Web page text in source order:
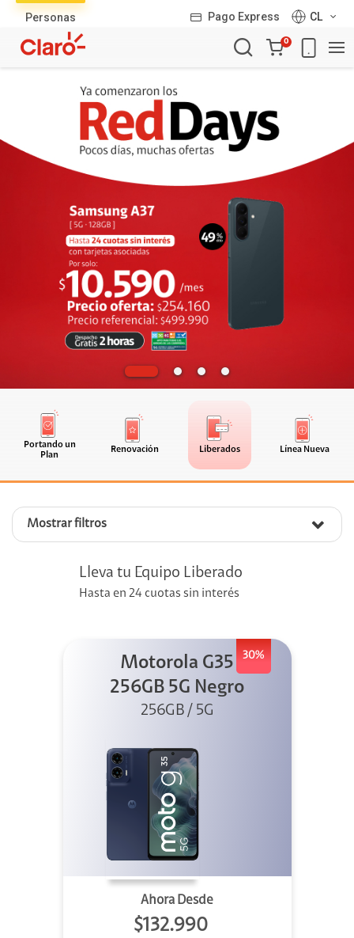
Personas Pago Express
CL
Carro
de
0
Portando un
Plan
Renovación Liberados Línea Nueva
Mostrar filtros
productos
Lleva tu Equipo Liberado
Hasta en 24 cuotas sin interés
30%
Motorola G35
256GB 5G Negro
256GB / 5G
Ahora Desde
$132.990